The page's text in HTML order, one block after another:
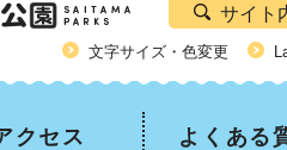
サイト
文字サイズ・色変更
クセス よくある